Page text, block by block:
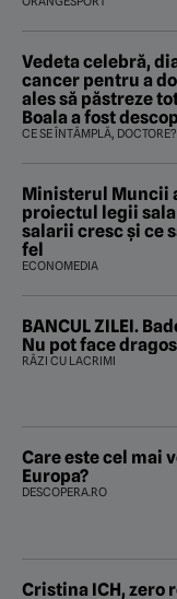
Vedeta celebră,
cancer pentru a
ales să păstreze
Boala a fost
control de rutină
CE SE ÎNTÂMPLĂ, DOCTORE?
Ministerul Muncii
proiectul legii
salarii cresc și ce
fel
ECONOMEDIA
BANCUL ZILEI.
Nu pot face
RÂZI CU LACRIMI
Care este cel mai
Europa?
DESCOPERA.RO
Cristina ICH, zero